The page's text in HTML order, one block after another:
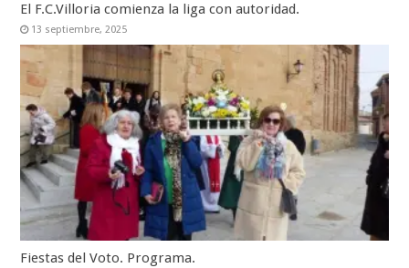
El F.C.Villoria comienza la liga con autoridad.
13 septiembre, 2025
Fiestas del Voto. Programa.